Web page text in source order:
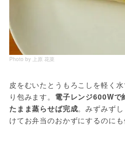
Photo by 上原 花菜
皮をむいたとうもろこしを軽く
り包みます。 電子レンジ600Wで
たまま蒸らせば完成。みずみず
けてお弁当のおかずにするのにも